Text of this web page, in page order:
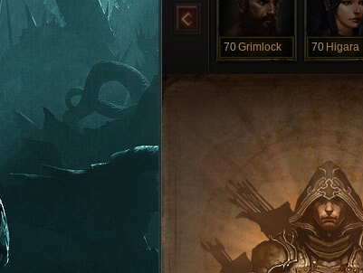
70Grimlock 70 Higara